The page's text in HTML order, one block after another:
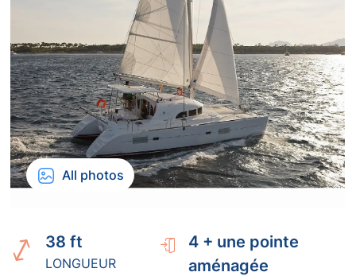
All photos
38 ft
LONGUEUR
4 + une pointe
aménagée